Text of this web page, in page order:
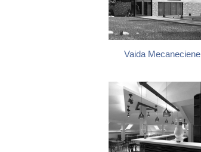
Vaida Mecaneciene